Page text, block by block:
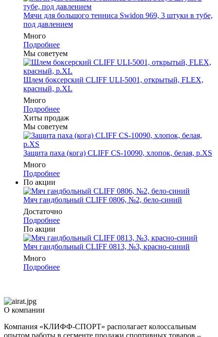
Мячи для большого тенниса Swidon 969, 3 штуки в тубе,
под давлением
Много
Подробнее
Мы советуем
Шлем боксерский CLIFF ULI-5001, открытый, FLEX,
красный, р.XL
Много
Подробнее
Хиты продаж
Мы советуем
Защита паха (кога) CLIFF CS-10090, хлопок, белая, р.XS
Много
Подробнее
По акции
Мяч гандбольный CLIFF 0806, №2, бело-синий
Достаточно
Подробнее
По акции
Мяч гандбольный CLIFF 0813, №3, красно-синий
Много
Подробнее
О компании
Компания «КЛИФФ-СПОРТ» располагает колоссальным
опытом работы в сегменте продажи спортивных товаров –